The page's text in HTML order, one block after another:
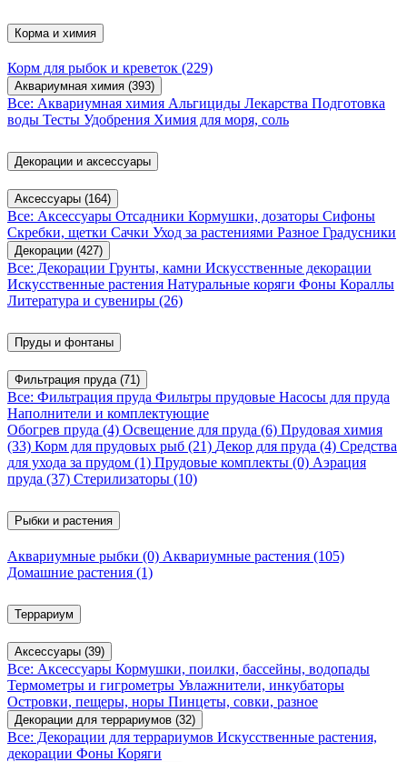
Корма и химия
Корм для рыбок и креветок (229)
Аквариумная химия (393)
Все: Аквариумная химия Альгициды Лекарства Подготовка
воды Тесты Удобрения Химия для моря, соль
Декорации и аксессуары
Аксессуары (164)
Все: Аксессуары Отсадники Кормушки, дозаторы Сифоны
Скребки, щетки Сачки Уход за растениями Разное Градусники
Декорации (427)
Все: Декорации Грунты, камни Искусственные декорации
Искусственные растения Натуральные коряги Фоны Кораллы
Литература и сувениры (26)
Пруды и фонтаны
Фильтрация пруда (71)
Все: Фильтрация пруда Фильтры прудовые Насосы для пруда
Наполнители и комплектующие
Обогрев пруда (4) Освещение для пруда (6) Прудовая химия
(33) Корм для прудовых рыб (21) Декор для пруда (4) Средства
для ухода за прудом (1) Прудовые комплекты (0) Аэрация
пруда (37) Стерилизаторы (10)
Рыбки и растения
Аквариумные рыбки (0) Аквариумные растения (105)
Домашние растения (1)
Террариум
Аксессуары (39)
Все: Аксессуары Кормушки, поилки, бассейны, водопады
Термометры и гигрометры Увлажнители, инкубаторы
Островки, пещеры, норы Пинцеты, совки, разное
Декорации для террариумов (32)
Все: Декорации для террариумов Искусственные растения,
декорации Фоны Коряги